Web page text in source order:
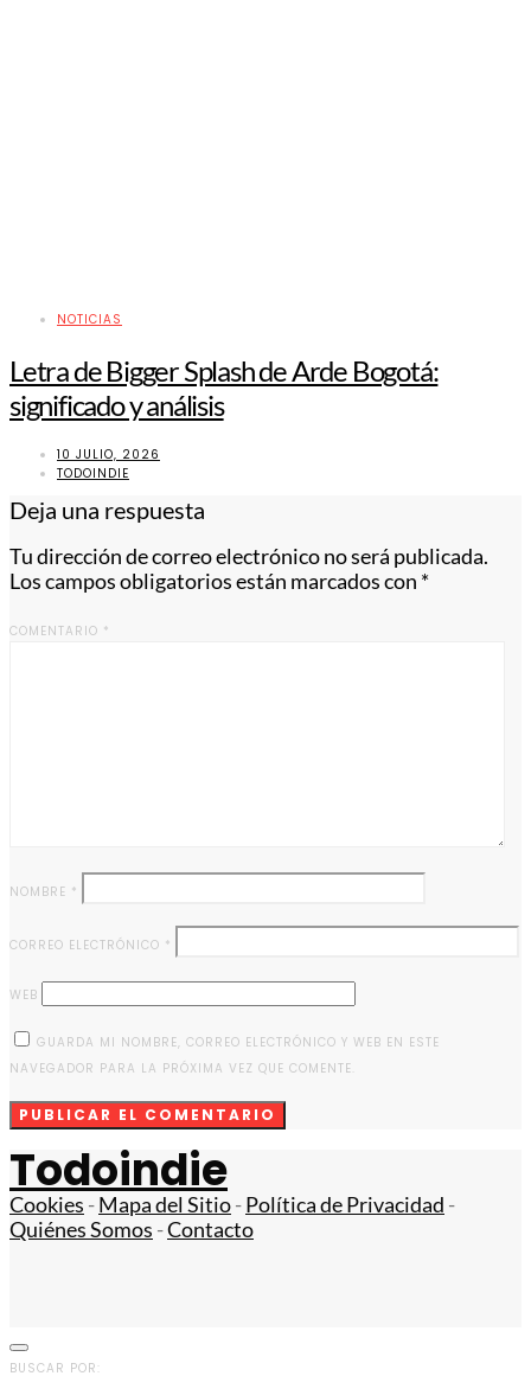
NOTICIAS
Letra de Bigger Splash de Arde Bogotá:
significado y análisis
10 JULIO, 2026
TODOINDIE
Deja una respuesta
Tu dirección de correo electrónico no será publicada.
Los campos obligatorios están marcados con *
COMENTARIO *
NOMBRE *
CORREO ELECTRÓNICO *
WEB
GUARDA MI NOMBRE, CORREO ELECTRÓNICO Y WEB EN ESTE
NAVEGADOR PARA LA PRÓXIMA VEZ QUE COMENTE.
Todoindie
Cookies -Mapa del Sitio-Política de Privacidad -
Quiénes Somos -Contacto
BUSCAR POR: